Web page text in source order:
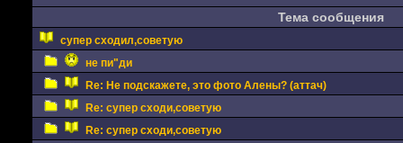
Тема сообщения
супер сходил,советую
не пи"ди
Re: Не подскажете, это фото Алены? (аттач)
Re: супер сходи,советую
Re: супер сходи,советую